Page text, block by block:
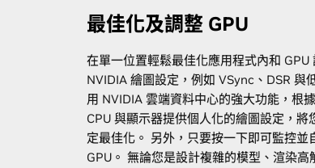
最佳化及調整 GPU
在單一位置輕鬆最佳化應用程式內和 GPU
NVIDIA 繪圖設定，例如 VSync、DSR 與
用 NVIDIA 雲端資料中心的強大功能，根
CPU 與顯示器提供個人化的繪圖設定，將
定最佳化。 另外，只要按一下即可監控並
GPU。 無論您是設計複雜的模型、渲染高